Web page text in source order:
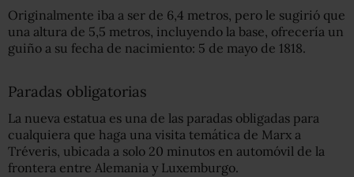
Originalmente iba a ser de 6,4 metros, pero le sugirió que
una altura de 5,5 metros, incluyendo la base, ofrecería un
guiño a su fecha de nacimiento: 5 de mayo de 1818.
Paradas obligatorias
La nueva estatua es una de las paradas obligadas para
cualquiera que haga una visita temática de Marx a
Tréveris, ubicada a solo 20 minutos en automóvil de la
frontera entre Alemania y Luxemburgo.